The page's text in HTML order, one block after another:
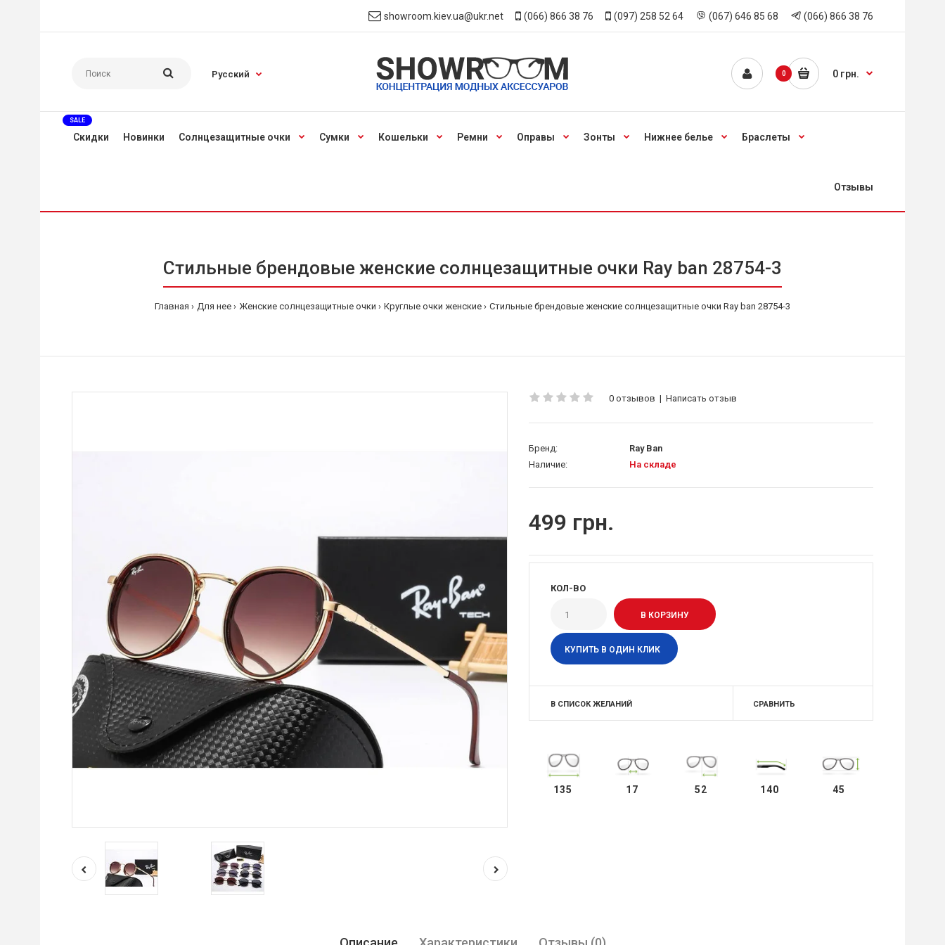
showroom.kiev.ua@ukr.net (066) 866 38 76 (097) 258 52 64 (067) 646 85 68 (066) 866 38 76
Русский 0 0 грн.
Скидки
SALE
Новинки Солнцезащитные очки Сумки Кошельки Ремни Оправы Зонты Нижнее белье Браслеты
Отзывы
Стильные брендовые женские солнцезащитные очки Ray ban 28754-3
Главная Для нее Женские солнцезащитные очки Круглые очки женские Стильные брендовые женские солнцезащитные очки Ray ban 28754-3
0 отзывов | Написать отзыв
Бренд:
Ray Ban
Наличие:
На складе
499 грн.
КОЛ-ВО
КУПИТЬ В ОДИН КЛИК
В СПИСОК ЖЕЛАНИЙ СРАВНИТЬ
135 17 52 140 45